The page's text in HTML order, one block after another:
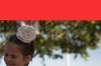
ONLINE BLOG